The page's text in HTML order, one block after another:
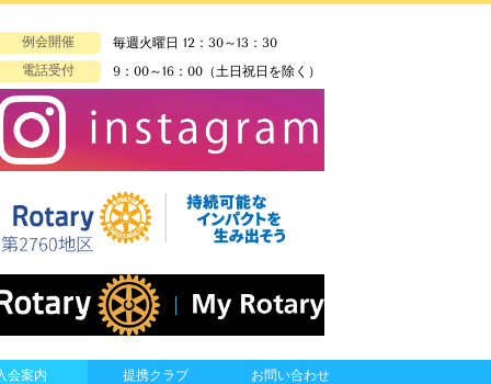
例会開催
毎週火曜日 12：30～13：30
電話受付
9：00～16：00（土日祝日を除く）
会案内 提携クラブ お問い合わせ